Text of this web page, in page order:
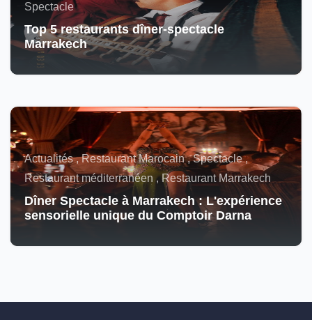
Spectacle
Top 5 restaurants dîner-spectacle
Marrakech
Actualités , Restaurant Marocain , Spectacle ,
Restaurant méditerranéen , Restaurant Marrakech
Dîner Spectacle à Marrakech : L'expérience
sensorielle unique du Comptoir Darna